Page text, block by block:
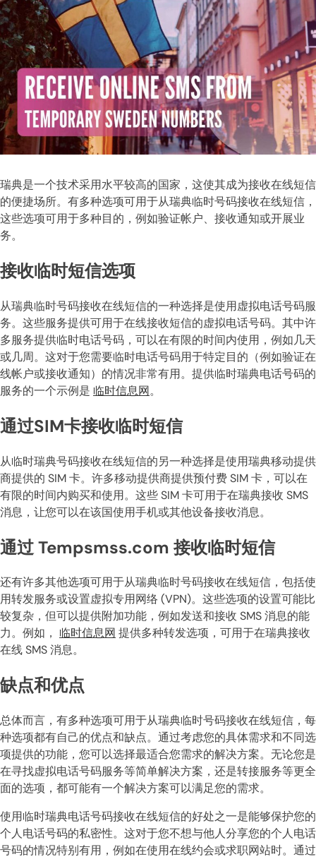
瑞典是一个技术采用水平较高的国家，这使其成为接收在线短信
的便捷场所。有多种选项可用于从瑞典临时号码接收在线短信，
这些选项可用于多种目的，例如验证帐户、接收通知或开展业
务。
接收临时短信选项
从瑞典临时号码接收在线短信的一种选择是使用虚拟电话号码服
务。这些服务提供可用于在线接收短信的虚拟电话号码。其中许
多服务提供临时电话号码，可以在有限的时间内使用，例如几天
或几周。这对于您需要临时电话号码用于特定目的（例如验证在
线帐户或接收通知）的情况非常有用。提供临时瑞典电话号码的
服务的一个示例是 临时信息网。
通过SIM卡接收临时短信
从临时瑞典号码接收在线短信的另一种选择是使用瑞典移动提供
商提供的 SIM 卡。许多移动提供商提供预付费 SIM 卡，可以在
有限的时间内购买和使用。这些 SIM 卡可用于在瑞典接收 SMS
消息，让您可以在该国使用手机或其他设备接收消息。
通过 Tempsmss.com 接收临时短信
还有许多其他选项可用于从瑞典临时号码接收在线短信，包括使
用转发服务或设置虚拟专用网络 (VPN)。这些选项的设置可能比
较复杂，但可以提供附加功能，例如发送和接收 SMS 消息的能
力。例如， 临时信息网 提供多种转发选项，可用于在瑞典接收
在线 SMS 消息。
缺点和优点
总体而言，有多种选项可用于从瑞典临时号码接收在线短信，每
种选项都有自己的优点和缺点。通过考虑您的具体需求和不同选
项提供的功能，您可以选择最适合您需求的解决方案。无论您是
在寻找虚拟电话号码服务等简单解决方案，还是转接服务等更全
面的选项，都可能有一个解决方案可以满足您的需求。
使用临时瑞典电话号码接收在线短信的好处之一是能够保护您的
个人电话号码的私密性。这对于您不想与他人分享您的个人电话
号码的情况特别有用，例如在使用在线约会或求职网站时。通过